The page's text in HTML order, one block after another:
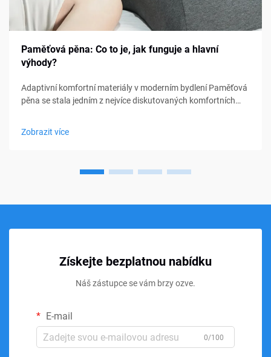
Paměťová pěna: Co to je, jak funguje a hlavní
výhody?
Adaptivní komfortní materiály v moderním bydlení Paměťová
pěna se stala jedním z nejvíce diskutovaných komfortních
Zobrazit více
Získejte bezplatnou nabídku
Náš zástupce se vám brzy ozve.
E-mail
0/100